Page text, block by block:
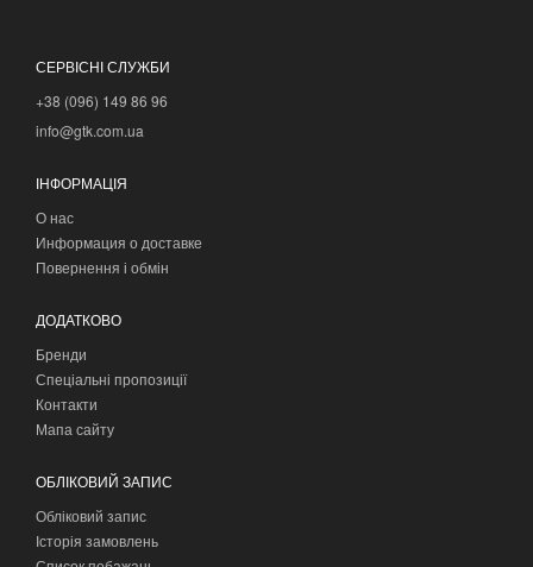
СЕРВІСНІ СЛУЖБИ
+38 (096) 149 86 96
info@gtk.com.ua
ІНФОРМАЦІЯ
О нас
Информация о доставке
Повернення і обмін
ДОДАТКОВО
Бренди
Спеціальні пропозиції
Контакти
Мапа сайту
ОБЛІКОВИЙ ЗАПИС
Обліковий запис
Історія замовлень